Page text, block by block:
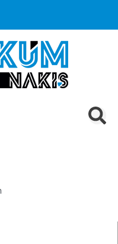
kargoya ek